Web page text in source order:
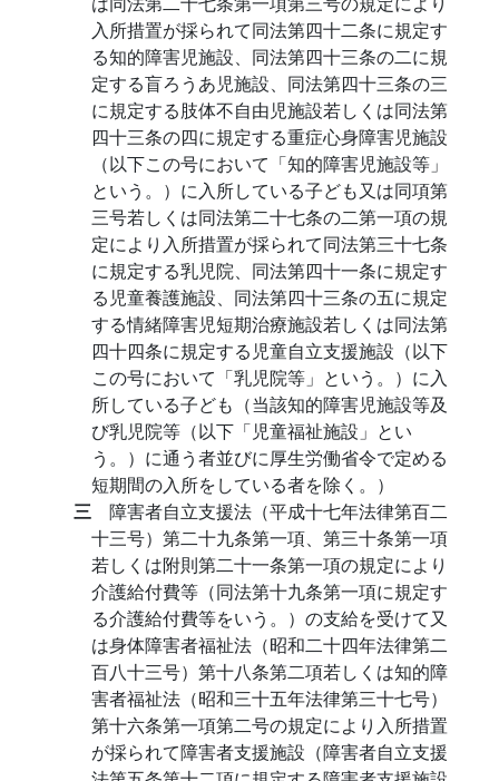
入所措置が採られて同法第四十二条に規定す
る知的障害児施設、同法第四十三条の二に規
定する盲ろうあ児施設、同法第四十三条の三
に規定する肢体不自由児施設若しくは同法第
四十三条の四に規定する重症心身障害児施設
（以下この号において「知的障害児施設等」
という。）に入所している子ども又は同項第
三号若しくは同法第二十七条の二第一項の規
定により入所措置が採られて同法第三十七条
に規定する乳児院、同法第四十一条に規定す
る児童養護施設、同法第四十三条の五に規定
する情緒障害児短期治療施設若しくは同法第
四十四条に規定する児童自立支援施設（以下
この号において「乳児院等」という。）に入
所している子ども（当該知的障害児施設等及
び乳児院等（以下「児童福祉施設」とい
う。）に通う者並びに厚生労働省令で定める
短期間の入所をしている者を除く。）
三 障害者自立支援法（平成十七年法律第百二
十三号）第二十九条第一項、第三十条第一項
若しくは附則第二十一条第一項の規定により
介護給付費等（同法第十九条第一項に規定す
る介護給付費等をいう。）の支給を受けて又
は身体障害者福祉法（昭和二十四年法律第二
百八十三号）第十八条第二項若しくは知的障
害者福祉法（昭和三十五年法律第三十七号）
第十六条第一項第二号の規定により入所措置
が採られて障害者支援施設（障害者自立支援